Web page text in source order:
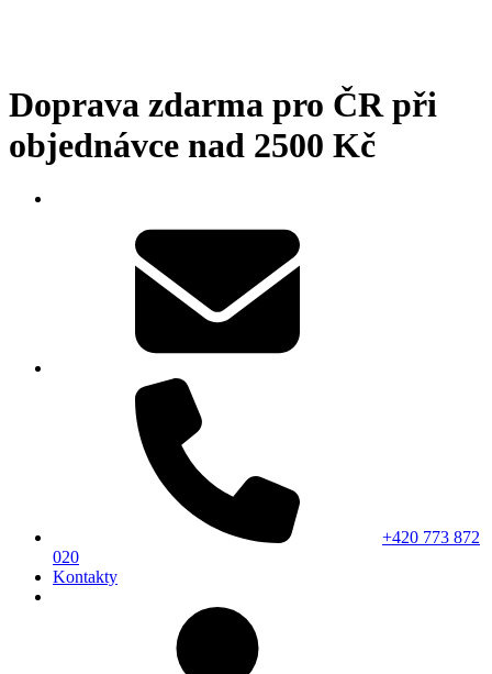
Doprava zdarma pro ČR při
objednávce nad 2500 Kč
+420 773 872
020
Kontakty